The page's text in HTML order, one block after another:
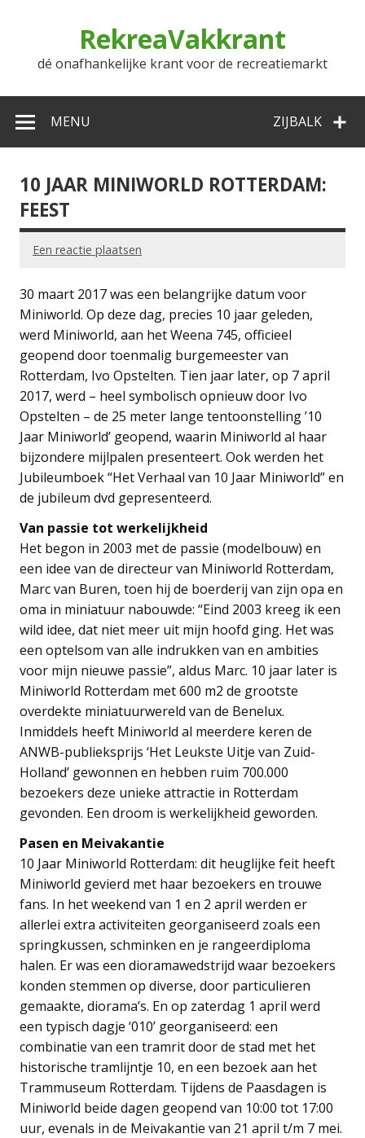
RekreaVakkrant
dé onafhankelijke krant voor de recreatiemarkt
ZIJBALK
MENU
10 JAAR MINIWORLD ROTTERDAM:
FEEST
Een reactie plaatsen
30 maart 2017 was een belangrijke datum voor
Miniworld. Op deze dag, precies 10 jaar geleden,
werd Miniworld, aan het Weena 745, officieel
geopend door toenmalig burgemeester van
Rotterdam, Ivo Opstelten. Tien jaar later, op 7 april
2017, werd – heel symbolisch opnieuw door Ivo
Opstelten – de 25 meter lange tentoonstelling ’10
Jaar Miniworld’ geopend, waarin Miniworld al haar
bijzondere mijlpalen presenteert. Ook werden het
Jubileumboek “Het Verhaal van 10 Jaar Miniworld” en
de jubileum dvd gepresenteerd.
Van passie tot werkelijkheid
Het begon in 2003 met de passie (modelbouw) en
een idee van de directeur van Miniworld Rotterdam,
Marc van Buren, toen hij de boerderij van zijn opa en
oma in miniatuur nabouwde: “Eind 2003 kreeg ik een
wild idee, dat niet meer uit mijn hoofd ging. Het was
een optelsom van alle indrukken van en ambities
voor mijn nieuwe passie”, aldus Marc. 10 jaar later is
Miniworld Rotterdam met 600 m2 de grootste
overdekte miniatuurwereld van de Benelux.
Inmiddels heeft Miniworld al meerdere keren de
ANWB-publieksprijs ‘Het Leukste Uitje van Zuid-
Holland’ gewonnen en hebben ruim 700.000
bezoekers deze unieke attractie in Rotterdam
gevonden. Een droom is werkelijkheid geworden.
Pasen en Meivakantie
10 Jaar Miniworld Rotterdam: dit heuglijke feit heeft
Miniworld gevierd met haar bezoekers en trouwe
fans. In het weekend van 1 en 2 april werden er
allerlei extra activiteiten georganiseerd zoals een
springkussen, schminken en je rangeerdiploma
halen. Er was een dioramawedstrijd waar bezoekers
konden stemmen op diverse, door particulieren
gemaakte, diorama’s. En op zaterdag 1 april werd
een typisch dagje ‘010’ georganiseerd: een
combinatie van een tramrit door de stad met het
historische tramlijntje 10, en een bezoek aan het
Trammuseum Rotterdam. Tijdens de Paasdagen is
Miniworld beide dagen geopend van 10:00 tot 17:00
uur, evenals in de Meivakantie van 21 april t/m 7 mei.